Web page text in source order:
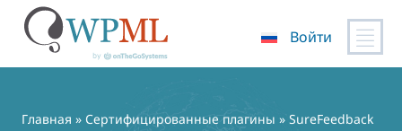
содержимому
Войти
Главная » Сертифицированные плагины » SureFeedback